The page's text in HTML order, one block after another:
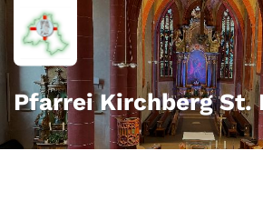
Zum Inhalt springen
Pfarrei Kirchberg St.